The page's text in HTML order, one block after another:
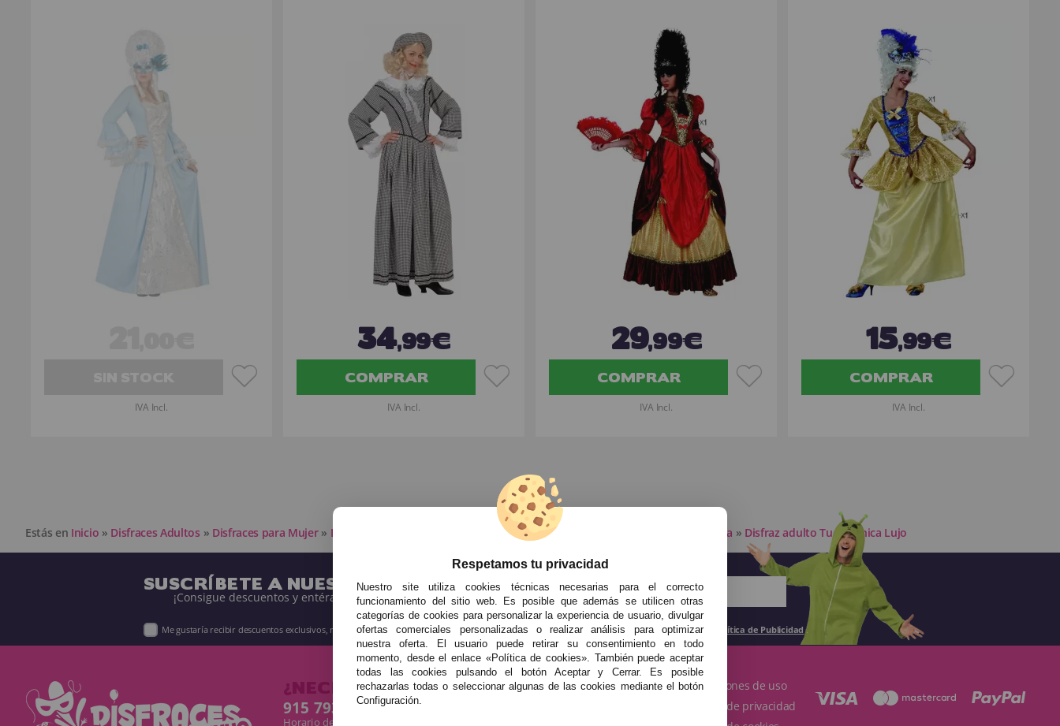
IVA Incl.
34,99€
COMPRAR
IVA Incl.
29,99€
COMPRAR
IVA Incl.
15,99€
COMPRAR
IVA Incl.
Estás en Inicio » Disfraces Adultos » Disfraces para Mujer » Disfraces Históricos para Mujer Disfraces de Cortesanas y Época para adulta » Disfraz adulto Tudor Chica Lujo
SUSCRÍBETE A NUESTRA NEWSLETTER
¡Consigue descuentos y entérate de todo antes que nadie!
Me gustaría recibir descuentos exclusivos, novedades y tendencias por e-mail. Puedo darme de baja cuando quiera según lo recogido en la Política de Publicidad .
¿NECESITAS AYUDA?
915 793 695
Horario de Lunes a Sábados de 10 a 14h y de 17 a 20h
· Quiénes somos
· Condiciones de uso
· Política de privacidad
Respetamos tu privacidad
Nuestro site utiliza cookies técnicas necesarias para el correcto
funcionamiento del sitio web. Es posible que además se utilicen otras
categorías de cookies para personalizar la experiencia de usuario, divulgar
ofertas comerciales personalizadas o realizar análisis para optimizar
nuestra oferta. El usuario puede retirar su consentimiento en todo
momento, desde el enlace «Política de cookies». También puede aceptar
todas las cookies pulsando el botón Aceptar y Cerrar. Es posible
rechazarlas todas o seleccionar algunas de las cookies mediante el botón
Configuración.